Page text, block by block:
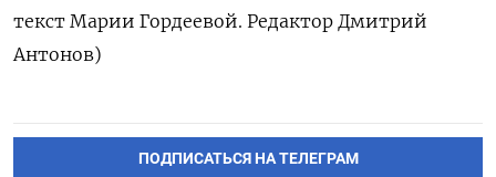
текст Марии Гордеевой. Редактор Дмитрий
Антонов)
ПОДПИСАТЬСЯ НА ТЕЛЕГРАМ